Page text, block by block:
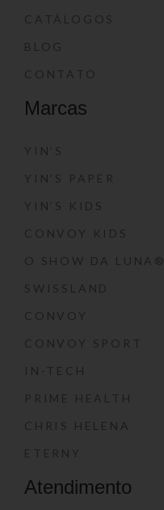
CATÁLOGOS
BLOG
CONTATO
Marcas
YIN’S
YIN’S PAPER
YIN’S KIDS
CONVOY KIDS
O SHOW DA LUNA®
SWISSLAND
CONVOY
CONVOY SPORT
IN-TECH
PRIME HEALTH
CHRIS HELENA
ETERNY
Atendimento